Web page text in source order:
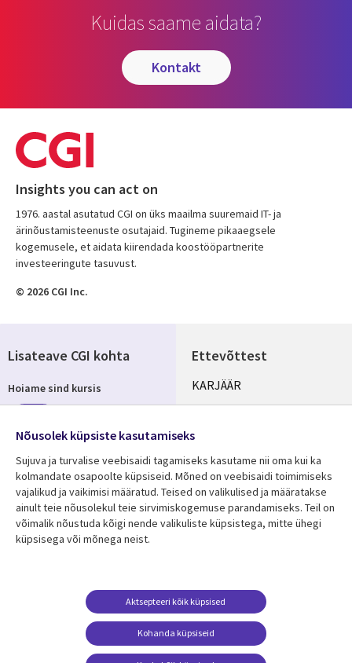
Kuidas saame aidata?
kontakt
Insights you can act on
1976. aastal asutatud CGI on üks maailma suuremaid IT- ja
ärinõustamisteenuste osutajaid. Tugineme pikaaegsele
kogemusele, et aidata kiirendada koostööpartnerite
investeeringute tasuvust.
© 2026 CGI Inc.
Ettevõttest
Useful
links
ESTONIA
KARJÄÄR
KONTORID
Ressursikeskus
Viimased uudised
Tugi
Legal
ESTONIA
Õigused
Privaatsus
Lisateave CGI kohta
Hoiame sind kursis
Jälgi meid
Social
Media
Nõusolek küpsiste kasutamiseks
Sujuva ja turvalise veebisaidi tagamiseks kasutame nii oma kui ka
kolmandate osapoolte küpsiseid. Mõned on veebisaidi toimimiseks
vajalikud ja vaikimisi määratud. Teised on valikulised ja määratakse
ainult teie nõusolekul teie sirvimiskogemuse parandamiseks. Teil on
võimalik nõustuda kõigi nende valikuliste küpsistega, mitte ühegi
küpsisega või mõnega neist.
Kohanda küpsiseid
Aktsepteeri kõik küpsised